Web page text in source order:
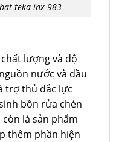
teka inx 983
lượng và độ
nước và đầu
trợ thủ đắc lực
bồn rửa chén
là sản phẩm
thêm phần hiện